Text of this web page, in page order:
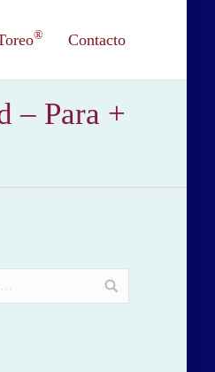
® Contacto
– Para +